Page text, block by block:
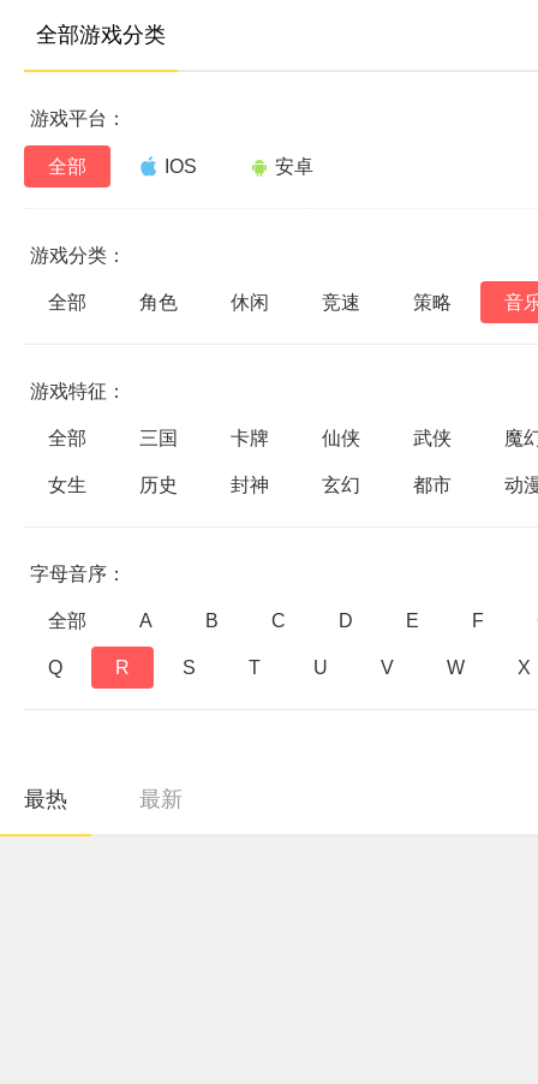
全部游戏分类
游戏平台：
全部 IOS 安卓
游戏分类：
全部 角色 休闲 竞速 策略 音
游戏特征：
全部 三国 卡牌 仙侠 武侠 魔
女生 历史 封神 玄幻 都市 动
字母音序：
全部 A B C D E F
Q R S T U V W X
最热 最新